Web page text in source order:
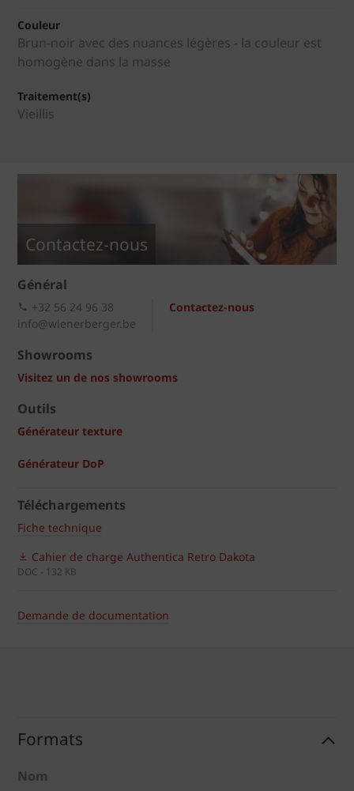
Couleur
Brun-noir avec des nuances légères - la couleur est
homogène dans la masse
Traitement(s)
Vieillis
Contactez-nous
Général
Contactez-nous
+32 56 24 96 38
info@wienerberger.be
Showrooms
Visitez un de nos showrooms
Outils
Générateur texture
Générateur DoP
Téléchargements
Fiche technique
Cahier de charge Authentica Retro Dakota
DOC - 132 KB
Demande de documentation
Formats
Nom